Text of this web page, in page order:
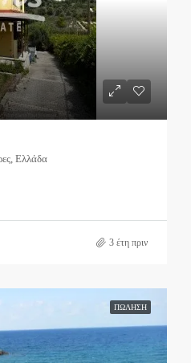
Ελλάδα
3 έτη πριν
ΠΏΛΗΣΗ